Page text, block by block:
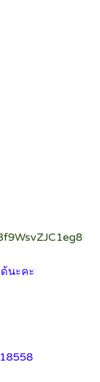
นะคะ